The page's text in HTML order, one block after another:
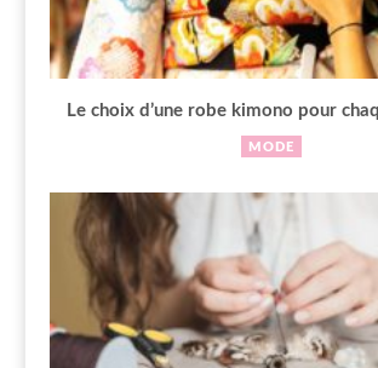
Le choix d’une robe kimono pour
MODE